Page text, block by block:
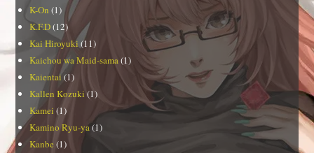
K-On (1)
K.F.D(12)
Kai Hiroyuki (11)
Kaichou wa Maid-sama(1)
Kaientai(1)
Kallen Kozuki (1)
Kamei (1)
Kamino Ryu-ya(1)
Kanbe (1)